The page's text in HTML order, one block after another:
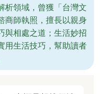
析領域，曾獲「台灣文
商師執照，擅長以親身
與相處之道；生活妙招
用生活技巧，幫助讀者